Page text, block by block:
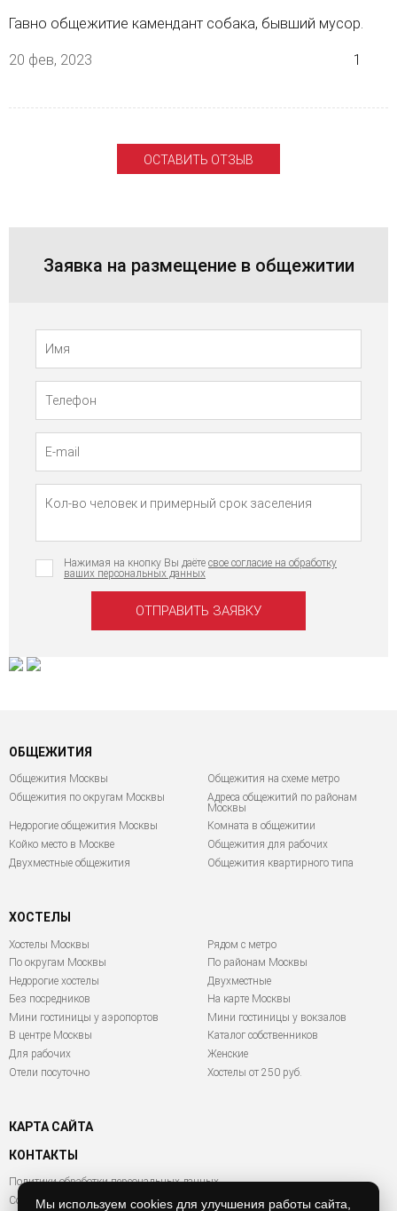
Гавно общежитие камендант собака, бывший мусор.
20 фев, 2023 1
ОСТАВИТЬ ОТЗЫВ
Заявка на размещение в общежитии
Нажимая на кнопку Вы даёте свое согласие на обработку
ваших персональных данных
ОБЩЕЖИТИЯ
Общежития Москвы
Общежития на схеме метро
Общежития по округам Москвы
Адреса общежитий по районам
Москвы
Недорогие общежития Москвы
Комната в общежитии
Койко место в Москве
Общежития для рабочих
Двухместные общежития
Общежития квартирного типа
ХОСТЕЛЫ
Хостелы Москвы
По округам Москвы
Недорогие хостелы
Без посредников
Мини гостиницы у аэропортов
В центре Москвы
Для рабочих
Отели посуточно
Рядом с метро
По районам Москвы
Двухместные
На карте Москвы
Мини гостиницы у вокзалов
Каталог собственников
Женские
Хостелы от 250 руб.
КАРТА САЙТА
КОНТАКТЫ
Политики обработки персональных данных
Согласие на обработку персональных данных
Мы используем cookies для улучшения работы сайта,